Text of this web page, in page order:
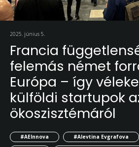
2025. június 5.
Francia
felemás német
Európa – így
külföldi startupok
ökoszisztémáról
#AEInnova #Alevtina Evgrafova